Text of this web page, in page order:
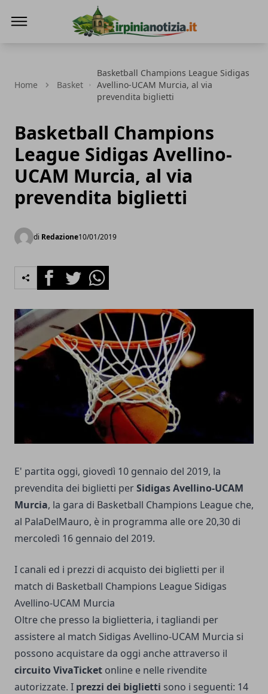
Home Basket
Basketball Champions League Sidigas
Avellino-UCAM Murcia, al via
prevendita biglietti
Basketball Champions
League Sidigas Avellino-
UCAM Murcia, al via
prevendita biglietti
di Redazione10/01/2019
FacebookTwitterWhatsapp
E' partita oggi, giovedì 10 gennaio del 2019, la
prevendita dei biglietti perSidigas Avellino-UCAM
Murcia, la gara di Basketball Champions League che,
al PalaDelMauro, è in programma alle ore 20,30 di
mercoledì 16 gennaio del 2019.
I canali ed i prezzi di acquisto dei biglietti per il
match di Basketball Champions League Sidigas
Avellino-UCAM Murcia
Oltre che presso la biglietteria, i tagliandi per
assistere al match Sidigas Avellino-UCAM Murcia si
possono acquistare da oggi anche attraverso il
circuito VivaTicket online e nelle rivendite
autorizzate. I prezzi dei biglietti sono i seguenti: 14